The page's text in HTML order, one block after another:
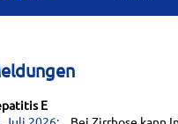
E